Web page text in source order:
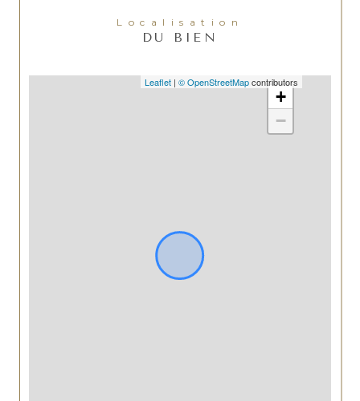
Localisation
DU BIEN
+
−
Leaflet | © OpenStreetMapcontributors